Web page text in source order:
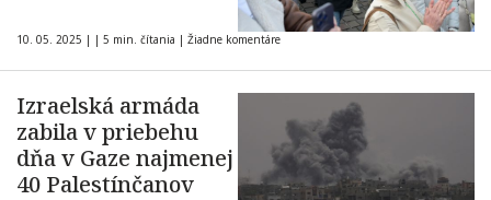
10. 05. 2025 | | 5 min. čítania | Žiadne komentáre
Izraelská armáda
zabila v priebehu
dňa v Gaze najmenej
40 Palestínčanov